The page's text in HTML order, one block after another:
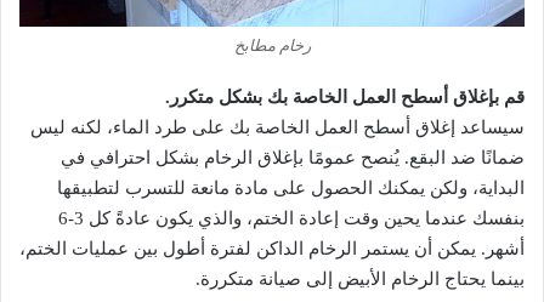
رخام مطابخ
قم بإغلاق أسطح العمل الخاصة بك بشكل متكرر.
سيساعد إغلاق أسطح العمل الخاصة بك على طرد الماء، لكنه ليس
ضمانًا ضد البقع. يُنصح عمومًا بإغلاق الرخام بشكل احترافي في
البداية، ولكن يمكنك الحصول على مادة مانعة للتسرب لتطبيقها
بنفسك عندما يحين وقت إعادة الختم، والذي يكون عادةً كل 3-6
أشهر. يمكن أن يستمر الرخام الداكن لفترة أطول بين عمليات الختم،
بينما يحتاج الرخام الأبيض إلى صيانة متكررة.